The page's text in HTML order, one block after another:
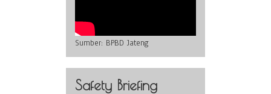
Sumber: BPBD Jateng
Safety Briefing